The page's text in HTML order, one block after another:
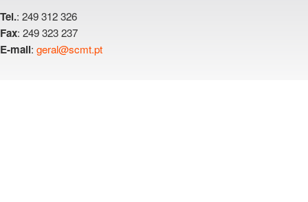
Tel.: 249 312 326
Fax: 249 323 237
E-mail: geral@scmt.pt